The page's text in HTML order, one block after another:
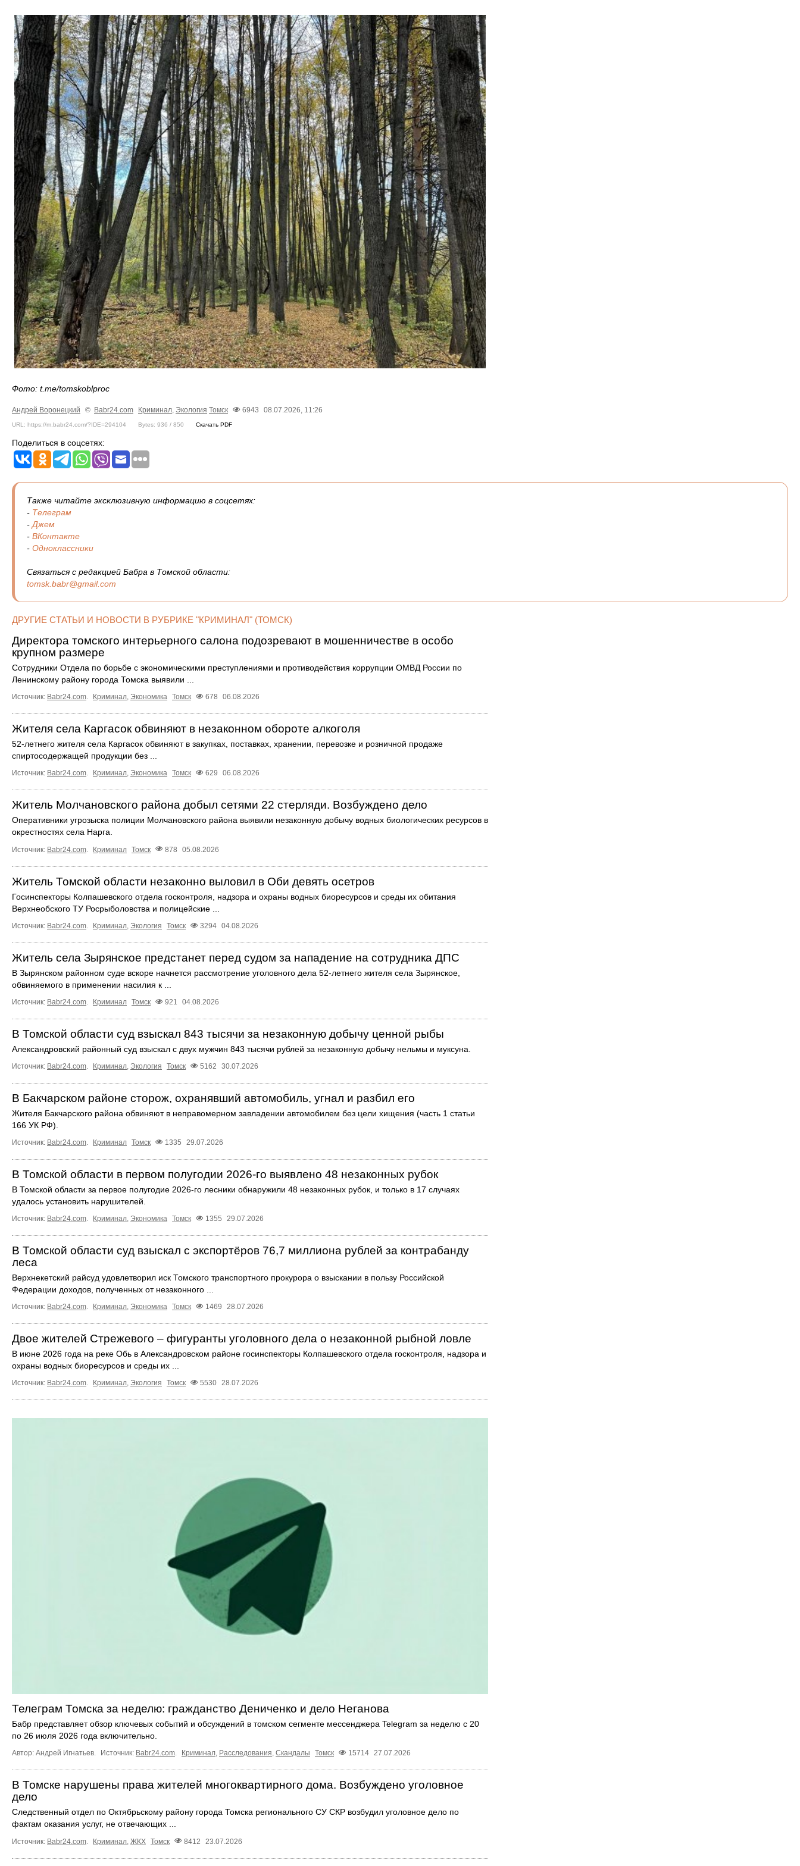
Фото: t.me/tomskoblproc
Андрей Воронецкий © Babr24.com Криминал, Экология Томск 6943 08.07.2026, 11:26
URL: https://m.babr24.com/?IDE=294104 Bytes: 936 / 850 Скачать PDF
Поделиться в соцсетях:
Также читайте эксклюзивную информацию в соцсетях:
- Телеграм
-Джем
- ВКонтакте
- Одноклассники
Связаться с редакцией Бабра в Томской области:
tomsk.babr@gmail.com
ДРУГИЕ СТАТЬИ И НОВОСТИ В РУБРИКЕ "КРИМИНАЛ" (ТОМСК)
Директора томского интерьерного салона подозревают в мошенничестве в особо
крупном размере
Сотрудники Отдела по борьбе с экономическими преступлениями и противодействия коррупции ОМВД России по
Ленинскому району города Томска выявили ...
Источник: Babr24.com. Криминал, Экономика Томск 678 06.08.2026
Жителя села Каргасок обвиняют в незаконном обороте алкоголя
52-летнего жителя села Каргасок обвиняют в закупках, поставках, хранении, перевозке и розничной продаже
спиртосодержащей продукции без ...
Источник: Babr24.com. Криминал, Экономика Томск 629 06.08.2026
Житель Молчановского района добыл сетями 22 стерляди. Возбуждено дело
Оперативники угрозыска полиции Молчановского района выявили незаконную добычу водных биологических ресурсов в
окрестностях села Нарга.
Источник: Babr24.com Криминал Томск 878 05.08.2026
Житель Томской области незаконно выловил в Оби девять осетров
Госинспекторы Колпашевского отдела госконтроля, надзора и охраны водных биоресурсов и среды их обитания
Верхнеобского ТУ Росрыболовства и полицейские ...
Источник: Babr24.com Криминал Экология Томск 3294 04.08.2026
Житель села Зырянское предстанет перед судом за нападение на сотрудника ДПС
В Зырянском районном суде вскоре начнется рассмотрение уголовного дела 52-летнего жителя села Зырянское,
обвиняемого в применении насилия к ...
Источник: Babr24.com Криминал Томск 921 04.08.2026
В Томской области суд взыскал 843 тысячи за незаконную добычу ценной рыбы
Александровский районный суд взыскал с двух мужчин 843 тысячи рублей за незаконную добычу нельмы и муксуна.
Источник: Babr24.com. Криминал, Экология Томск 5162 30.07.2026
В Бакчарском районе сторож, охранявший автомобиль, угнал и разбил его
Жителя Бакчарского района обвиняют в неправомерном завладении автомобилем без цели хищения (часть 1 статьи
166 УК РФ).
Источник: Babr24.com. Криминал Томск 1335 29.07.2026
В Томской области в первом полугодии 2026-го выявлено 48 незаконных рубок
В Томской области за первое полугодие 2026-го лесники обнаружили 48 незаконных рубок, и только в 17 случаях
удалось установить нарушителей.
Источник: Babr24.com. Криминал, Экономика Томск 1355 29.07.2026
В Томской области суд взыскал с экспортёров 76,7 миллиона рублей за контрабанду
леса
Верхнекетский райсуд удовлетворил иск Томского транспортного прокурора о взыскании в пользу Российской
Федерации доходов, полученных от незаконного ...
Источник: Babr24.com. Криминал, Экономика Томск 1469 28.07.2026
Двое жителей Стрежевого – фигуранты уголовного дела о незаконной рыбной ловле
В июне 2026 года на реке Обь в Александровском районе госинспекторы Колпашевского отдела госконтроля, надзора и
охраны водных биоресурсов и среды их ...
Источник: Babr24.com. Криминал, Экология Томск 5530 28.07.2026
Телеграм Томска за неделю: гражданство Дениченко и дело Неганова
Бабр представляет обзор ключевых событий и обсуждений в томском сегменте мессенджера Telegram за неделю с 20
по 26 июля 2026 года включительно.
Автор: Андрей Игнатьев. Источник: Babr24.com. Криминал, Расследования, Скандалы Томск 15714 27.07.2026
В Томске нарушены права жителей многоквартирного дома. Возбуждено уголовное
дело
Следственный отдел по Октябрьскому району города Томска регионального СУ СКР возбудил уголовное дело по
фактам оказания услуг, не отвечающих ...
Источник: Babr24.com Криминал ЖКХ Томск 8412 23.07.2026